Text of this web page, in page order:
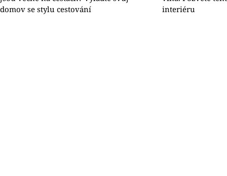
domov se stylu cestování
interiéru